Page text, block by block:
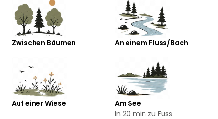
Zwischen Bäumen An einem Fluss/Bach
Auf einer Wiese
Am See
In 20 min zu Fuss